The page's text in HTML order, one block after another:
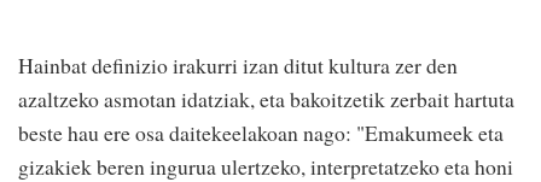
Hainbat definizio irakurri izan ditut kultura zer den
azaltzeko asmotan idatziak, eta bakoitzetik zerbait hartuta
beste hau ere osa daitekeelakoan nago: "Emakumeek eta
gizakiek beren ingurua ulertzeko, interpretatzeko eta honi